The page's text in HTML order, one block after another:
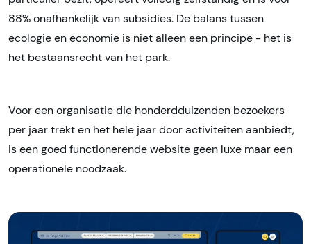
88% onafhankelijk van subsidies. De balans tussen
ecologie en economie is niet alleen een principe - het is
het bestaansrecht van het park.
Voor een organisatie die honderdduizenden bezoekers
per jaar trekt en het hele jaar door activiteiten aanbiedt,
is een goed functionerende website geen luxe maar een
operationele noodzaak.